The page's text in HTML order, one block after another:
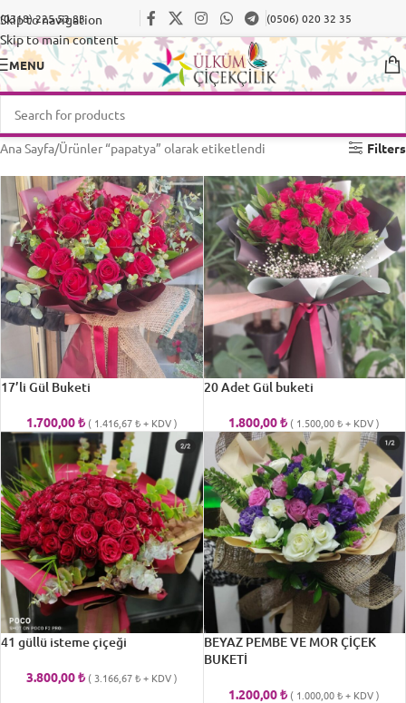
Skip to navigation
Skip to main content
(0318) 225 53 83 (0506) 020 32 35
MENU
Ana Sayfa Ürünler “papatya” olarak etiketlendi Filters
17’li Gül Buketi
1.700,00₺ ( 1.416,67₺+ KDV )
20 Adet Gül buketi
1.800,00₺ ( 1.500,00₺+ KDV )
41 güllü isteme çiçeği
3.800,00₺ ( 3.166,67₺+ KDV )
BEYAZ PEMBE VE MOR ÇİÇEK
BUKETİ
1.200,00₺ ( 1.000,00₺+ KDV )